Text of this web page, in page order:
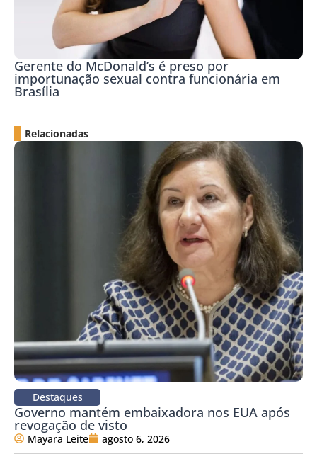
Gerente do McDonald’s é preso por
importunação sexual contra funcionária em
Brasília
Relacionadas
Destaques
Governo mantém embaixadora nos EUA após
revogação de visto
Mayara Leite agosto 6, 2026